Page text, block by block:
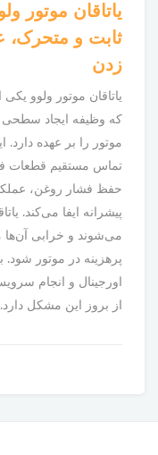
یاتاقان موتور
ثابت و متحرک،
زدن
یاتاقان موتور ولوو
که وظیفه ایجاد
موتور را بر عهده دارد.
تماس مستقیم قطعات
حفظ فشار روغن،
پیشرانه ایفا می‌کند.
می‌شوند و خرابی آن‌ها
پرهزینه در موتور شود.
اورجینال و انجام
از بروز این مشکل دارد.